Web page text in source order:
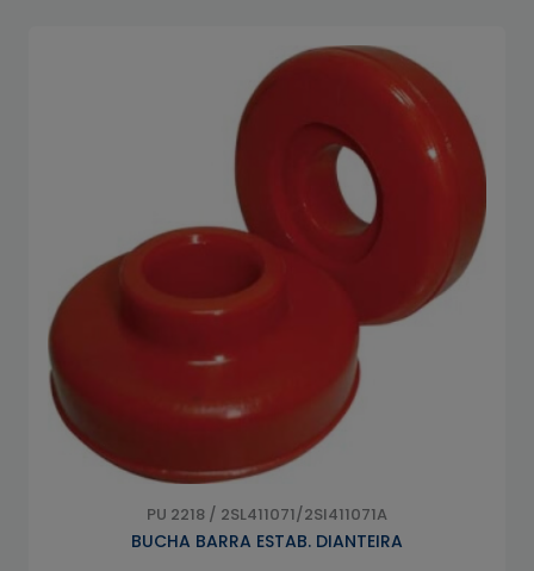
PU 2218 / 2SL411071/2Sl411071A
BUCHA BARRA ESTAB. DIANTEIRA